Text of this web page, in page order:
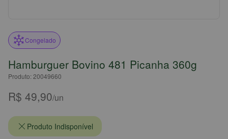
Congelado
Hamburguer Bovino 481 Picanha 360g
Produto: 20049660
R$ 49,90/un
Produto Indisponível